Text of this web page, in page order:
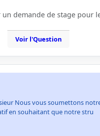
demande de stage pour
Voir l'Question
Nous vous soumettons
en souhaitant que notre stru